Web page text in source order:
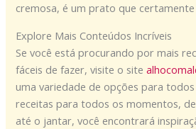
cremosa, é um prato que
Explore Mais Conteúdos Incríveis
Se você está procurando por mais
fáceis de fazer, visite o site
uma variedade de opções para
receitas para todos os momentos,
até o jantar, você encontrará